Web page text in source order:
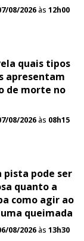
08/2026às 12h00
quais tipos
apresentam
de morte no
08/2026às 08h15
pista pode ser
quanto a
como agir ao
queimada
08/2026às 13h30